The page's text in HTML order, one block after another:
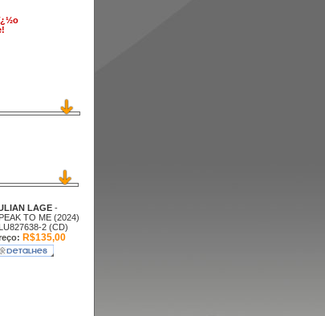
LAGE -
TO ME (2024)
2 (CD)
R$135,00